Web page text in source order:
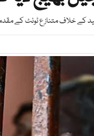
کے خلاف متنازع ٹوئٹ کے